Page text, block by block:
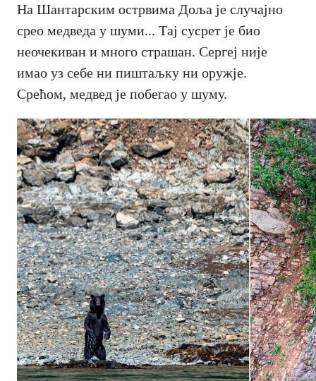
На Шантарским острвима Доља је случајно
срео медведа у шуми... Тај сусрет је био
неочекиван и много страшан. Сергеј није
имао уз себе ни пиштаљку ни оружје.
Срећом, медвед је побегао у шуму.